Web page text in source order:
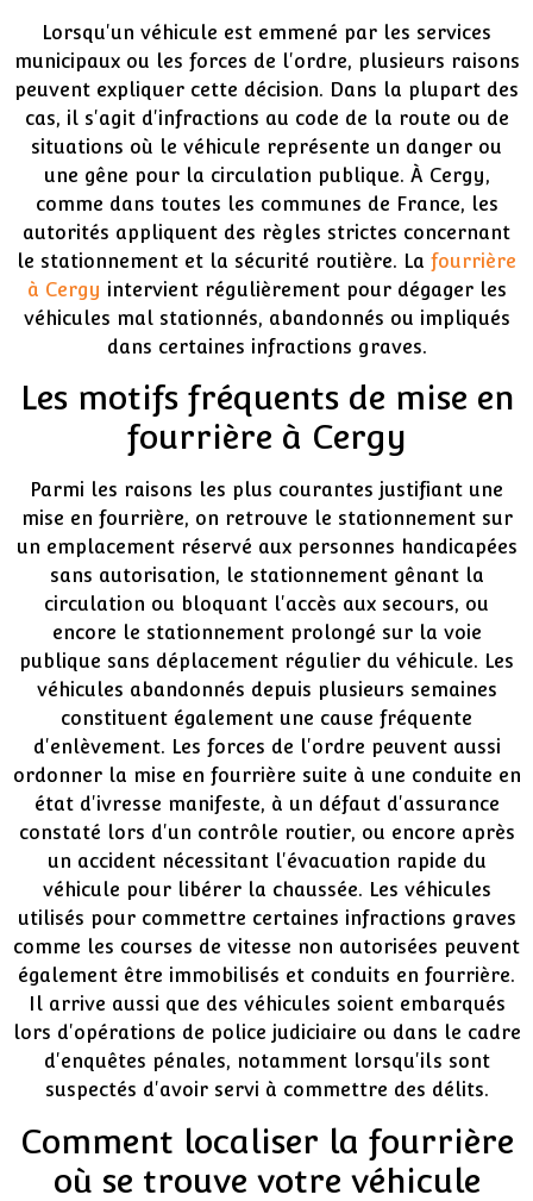
Lorsqu'un véhicule est emmené par les services
municipaux ou les forces de l'ordre, plusieurs raisons
peuvent expliquer cette décision. Dans la plupart des
cas, il s'agit d'infractions au code de la route ou de
situations où le véhicule représente un danger ou
une gêne pour la circulation publique. À Cergy,
comme dans toutes les communes de France, les
autorités appliquent des règles strictes concernant
le stationnement et la sécurité routière. La fourrière
à Cergy intervient régulièrement pour dégager les
véhicules mal stationnés, abandonnés ou impliqués
dans certaines infractions graves.
Les motifs fréquents de mise en
fourrière à Cergy
Parmi les raisons les plus courantes justifiant une
mise en fourrière, on retrouve le stationnement sur
un emplacement réservé aux personnes handicapées
sans autorisation, le stationnement gênant la
circulation ou bloquant l'accès aux secours, ou
encore le stationnement prolongé sur la voie
publique sans déplacement régulier du véhicule. Les
véhicules abandonnés depuis plusieurs semaines
constituent également une cause fréquente
d'enlèvement. Les forces de l'ordre peuvent aussi
ordonner la mise en fourrière suite à une conduite en
état d'ivresse manifeste, à un défaut d'assurance
constaté lors d'un contrôle routier, ou encore après
un accident nécessitant l'évacuation rapide du
véhicule pour libérer la chaussée. Les véhicules
utilisés pour commettre certaines infractions graves
comme les courses de vitesse non autorisées peuvent
également être immobilisés et conduits en fourrière.
Il arrive aussi que des véhicules soient embarqués
lors d'opérations de police judiciaire ou dans le cadre
d'enquêtes pénales, notamment lorsqu'ils sont
suspectés d'avoir servi à commettre des délits.
Comment localiser la fourrière
où se trouve votre véhicule